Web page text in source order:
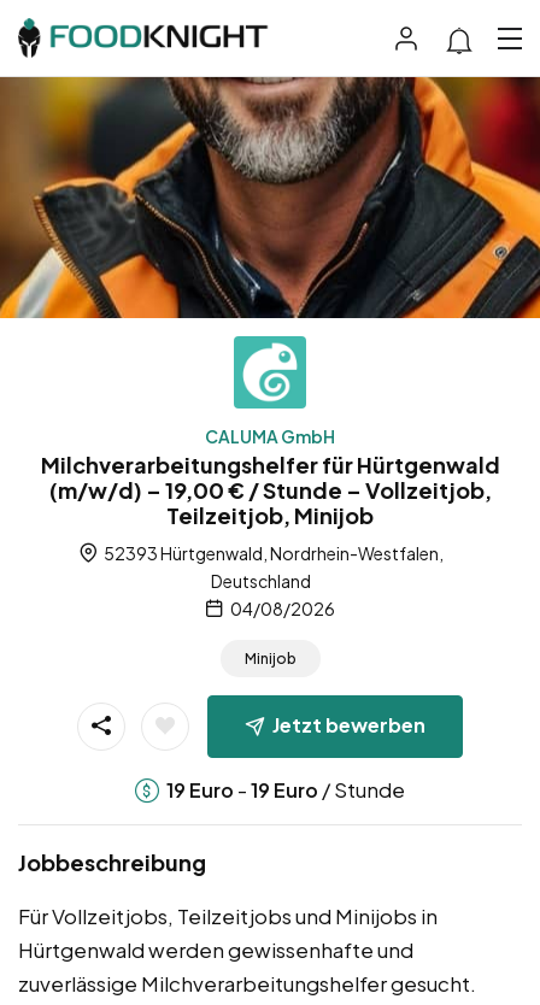
CALUMA GmbH
Milchverarbeitungshelfer für Hürtgenwald
(m/w/d) – 19,00 € / Stunde – Vollzeitjob,
Teilzeitjob, Minijob
52393 Hürtgenwald, Nordrhein-Westfalen,
Deutschland
04/08/2026
Minijob
Jetzt bewerben
19 Euro -19 Euro / Stunde
Jobbeschreibung
Für Vollzeitjobs, Teilzeitjobs und Minijobs in
Hürtgenwald werden gewissenhafte und
zuverlässige Milchverarbeitungshelfer gesucht.